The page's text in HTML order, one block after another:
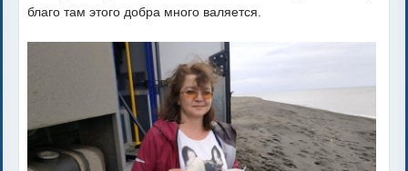
благо там этого добра много валяется.